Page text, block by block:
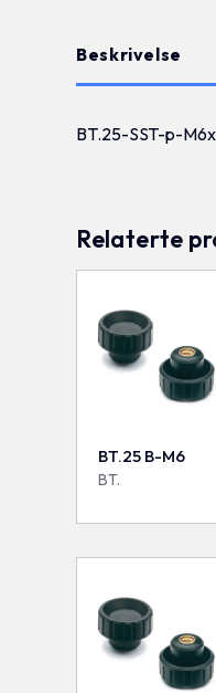
Beskrivelse
BT.25-SST-p-
Relaterte
BT.25 B-M6
BT.